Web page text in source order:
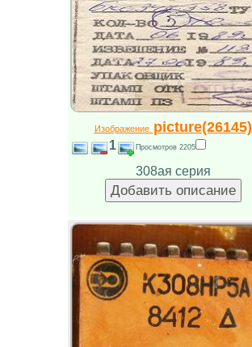
Изображениеpicture(26145)
1 Просмотров 2205
308ая серия